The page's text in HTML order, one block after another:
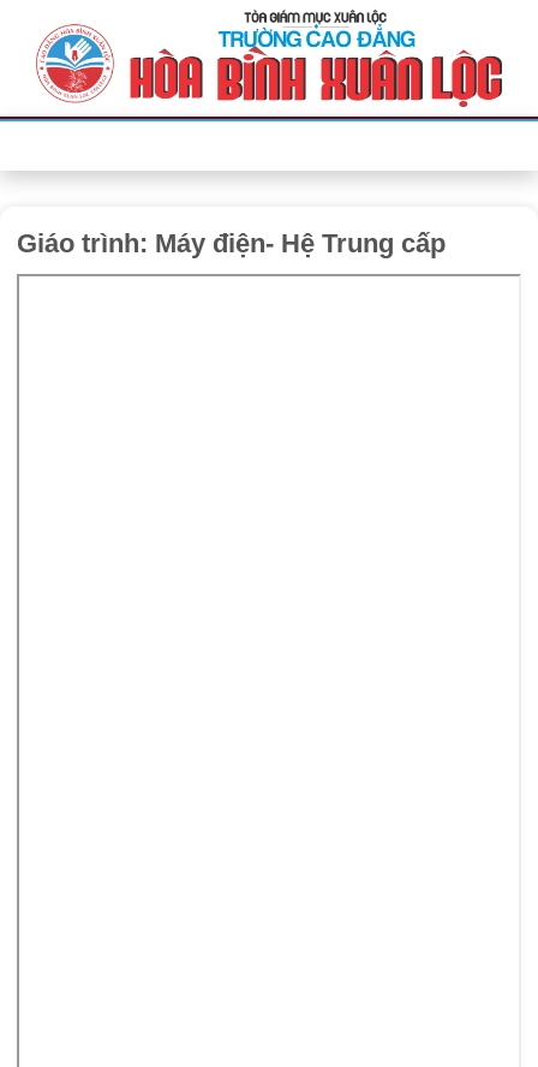
Giáo trình: Máy điện- Hệ Trung cấp